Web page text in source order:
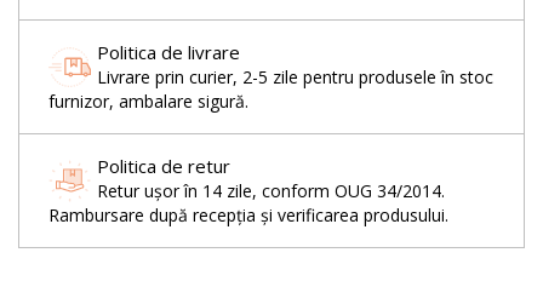
Politica de livrare
Livrare prin curier, 2-5 zile pentru produsele în stoc
furnizor, ambalare sigură.
Politica de retur
Retur ușor în 14 zile, conform OUG 34/2014.
Rambursare după recepția și verificarea produsului.